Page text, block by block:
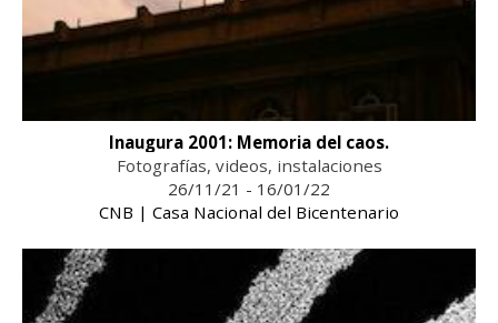
Inaugura 2001: Memoria del caos.
Fotografías, videos, instalaciones
26/11/21 - 16/01/22
CNB | Casa Nacional del Bicentenario